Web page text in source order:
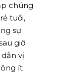
chúng
tuổi,
sự
giờ
vị
ít